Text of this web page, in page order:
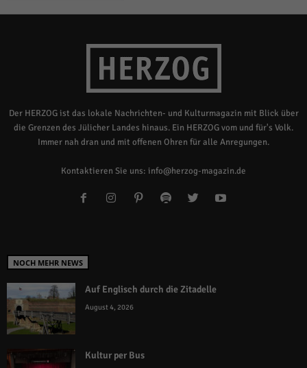
Der HERZOG ist das lokale Nachrichten- und Kulturmagazin mit Blick über
die Grenzen des Jülicher Landes hinaus. Ein HERZOG vom und für's Volk.
Immer nah dran und mit offenen Ohren für alle Anregungen.
Kontaktieren Sie uns: info@herzog-magazin.de
NOCH MEHR NEWS
Auf Englisch durch die Zitadelle
August 4, 2026
Kultur per Bus